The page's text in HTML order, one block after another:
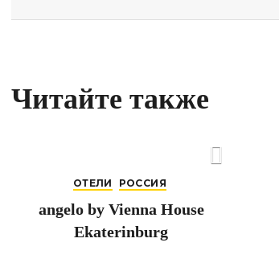
Читайте также
ОТЕЛИ РОССИЯ
angelo by Vienna House
Ekaterinburg